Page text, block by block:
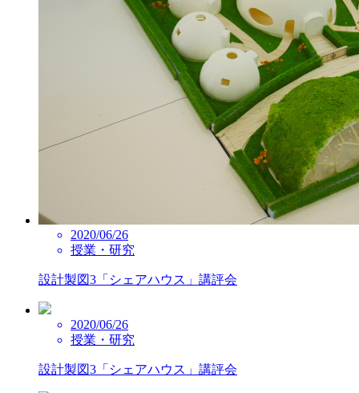
2020/06/26
授業・研究
設計製図3「シェアハウス」講評会
2020/06/26
授業・研究
設計製図3「シェアハウス」講評会